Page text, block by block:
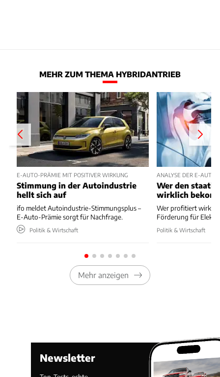
MEHR ZUM THEMA HYBRIDANTRIEB
E-AUTO-PRÄMIE MIT POSITIVER WIRKUNG
Stimmung in der Autoindustrie
hellt sich auf
ifo meldet Autoindustrie-Stimmungsplus –
E-Auto-Prämie sorgt für Nachfrage.
Politik & Wirtschaft
ANALYSE DER E-AUTO-
Wer den
wirklich
Wer profitiert
Förderung für
Politik & Wirtschaft
Mehr anzeigen
Newsletter